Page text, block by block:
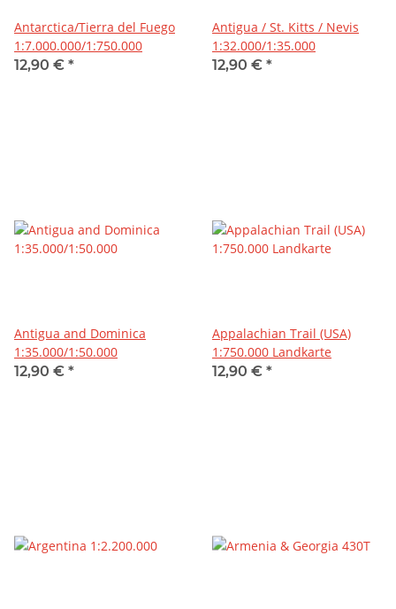
Antarctica/Tierra del Fuego
1:7.000.000/1:750.000
12,90 € *
Antigua / St. Kitts / Nevis
1:32.000/1:35.000
12,90 € *
Antigua and Dominica
1:35.000/1:50.000
12,90 € *
Appalachian Trail (USA)
1:750.000 Landkarte
12,90 € *